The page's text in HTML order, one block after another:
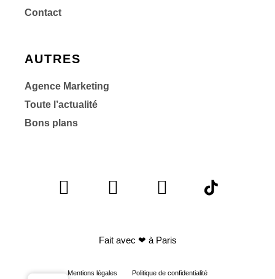
Contact
AUTRES
Agence Marketing
Toute l’actualité
Bons plans
Fait avec ❤ à Paris
Mentions légales Politique de confidentialité